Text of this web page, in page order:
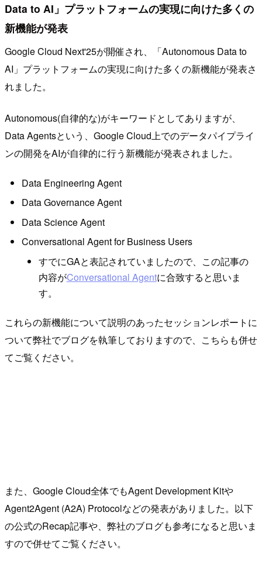
Data to AI」プラットフォームの実現に向けた多くの
新機能が発表
Google Cloud Next'25が開催され、「Autonomous Data to
AI」プラットフォームの実現に向けた多くの新機能が発表さ
れました。
Autonomous(自律的な)がキーワードとしてありますが、
Data Agentsという、Google Cloud上でのデータパイプライ
ンの開発をAIが自律的に行う新機能が発表されました。
Data Engineering Agent
Data Governance Agent
Data Science Agent
Conversational Agent for Business Users
すでにGAと表記されていましたので、この記事の
内容がConversational Agentに合致すると思いま
す。
これらの新機能について説明のあったセッションレポートに
ついて弊社でブログを執筆しておりますので、こちらも併せ
てご覧ください。
また、Google Cloud全体でもAgent Development Kitや
Agent2Agent (A2A) Protocolなどの発表がありました。以下
の公式のRecap記事や、弊社のブログも参考になると思いま
すので併せてご覧ください。